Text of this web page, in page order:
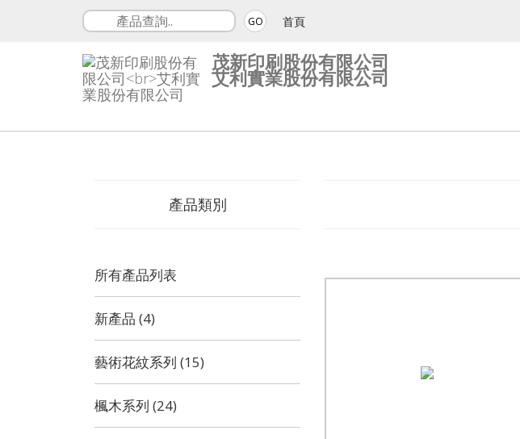
GO 首頁
茂新印刷股份有限公司
艾利實業股份有限公司
產品類別
所有產品列表
新產品 (4)
藝術花紋系列 (15)
楓木系列 (24)